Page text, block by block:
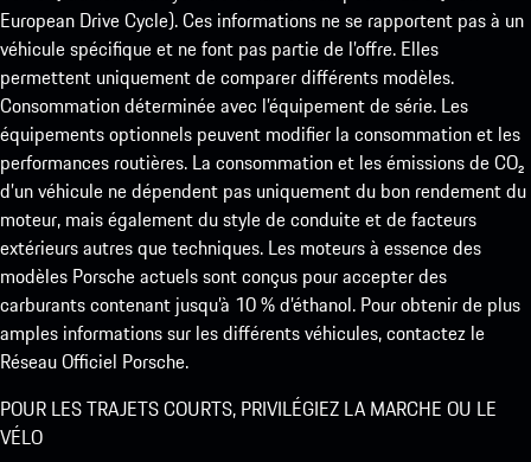
European Drive Cycle). Ces informations ne se rapportent pas à un
véhicule spécifique et ne font pas partie de l’offre. Elles
permettent uniquement de comparer différents modèles.
Consommation déterminée avec l’équipement de série. Les
équipements optionnels peuvent modifier la consommation et les
performances routières. La consommation et les émissions de CO₂
d’un véhicule ne dépendent pas uniquement du bon rendement du
moteur, mais également du style de conduite et de facteurs
extérieurs autres que techniques. Les moteurs à essence des
modèles Porsche actuels sont conçus pour accepter des
carburants contenant jusqu’à 10 % d’éthanol. Pour obtenir de plus
amples informations sur les différents véhicules, contactez le
Réseau Officiel Porsche.
POUR LES TRAJETS COURTS, PRIVILÉGIEZ LA MARCHE OU LE
VÉLO